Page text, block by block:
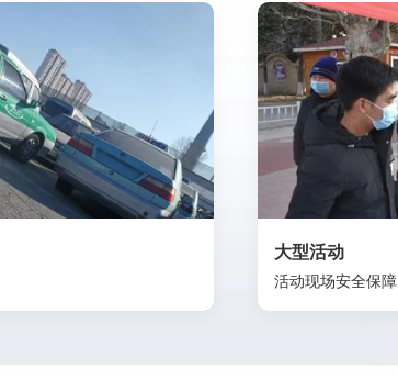
大型活动
活动现场安全保障